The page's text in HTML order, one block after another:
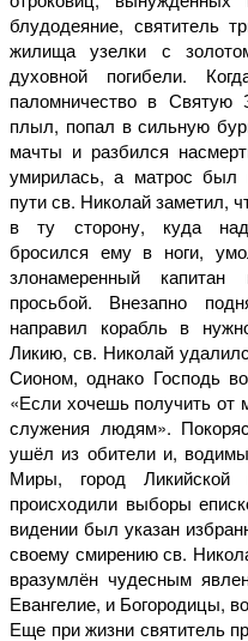
блудодеяние, святитель
жилища узелки с
духовной погибели.
паломничество в
плыл, попал в сильную
мачты и разбился
умирилась, а матрос был
пути св. Николай заметил,
в ту сторону, куда
бросился ему в ноги,
злонамеренный
просьбой. Внезапно
направил корабль в
Ликию, св. Николай
Сионом, однако Господь
«Если хочешь получить от
служения людям».
ушёл из обители и,
Миры, город
происходили выборы
видении был указан
своему смирению св.
вразумлён чудесным
Евангелие, и Богородицы,
Еще при жизни святитель